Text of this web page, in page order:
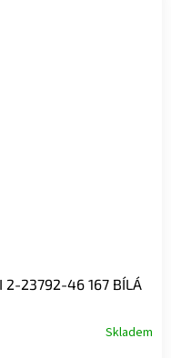
2-23792-46 167 BÍLÁ
Skladem